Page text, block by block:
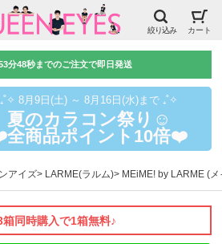
絞り込み カート
分47秒までのご注文で即日発送
₊˚✧ 8月9日(土) ～ 8月16日(水)まで ₊˚✧
夏のカラコン祭り☺️
商品ポイント10倍❤️
アイズ LARME(ラルム) MEiME! by LARME (
箱同時購入で1箱無料♪